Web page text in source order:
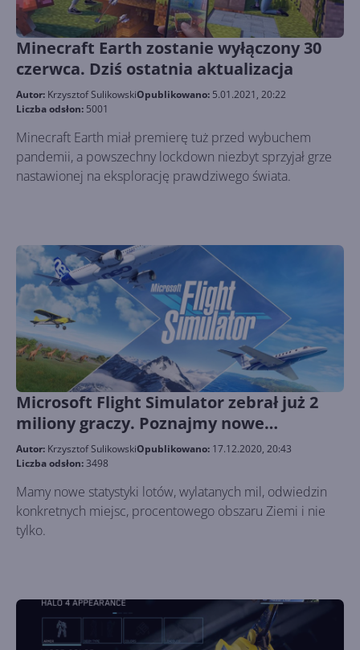
Minecraft Earth zostanie wyłączony 30
czerwca. Dziś ostatnia aktualizacja
Autor: Krzysztof SulikowskiOpublikowano: 5.01.2021, 20:22
Liczba odsłon: 5001
Minecraft Earth miał premierę tuż przed wybuchem
pandemii, a powszechny lockdown niezbyt sprzyjał grze
nastawionej na eksplorację prawdziwego świata.
Microsoft Flight Simulator zebrał już 2
miliony graczy. Poznajmy nowe
statystyki
Autor: Krzysztof SulikowskiOpublikowano: 17.12.2020, 20:43
Liczba odsłon:3498
Mamy nowe statystyki lotów, wylatanych mil, odwiedzin
konkretnych miejsc, procentowego obszaru Ziemi i nie
tylko.